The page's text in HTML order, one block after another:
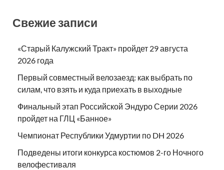
Свежие записи
«Старый Калужский Тракт» пройдет 29 августа
2026 года
Первый совместный велозаезд: как выбрать по
силам, что взять и куда приехать в выходные
Финальный этап Российской Эндуро Серии 2026
пройдет на ГЛЦ «Банное»
Чемпионат Республики Удмуртии по DH 2026
Подведены итоги конкурса костюмов 2-го Ночного
велофестиваля